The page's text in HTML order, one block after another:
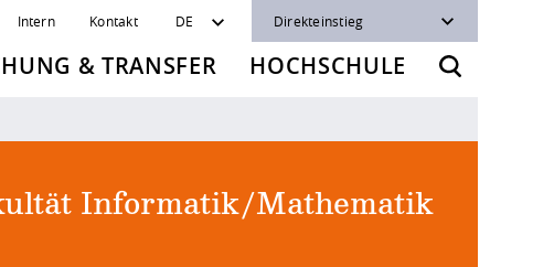
Intern Kontakt DE Direkteinstieg
& TRANSFER HOCHSCHULE
Informatik/Mathematik